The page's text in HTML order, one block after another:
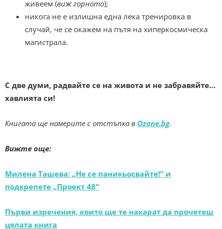
живеем (виж горното);
никога не е излишна една лека тренировка в
случай, че се окажем на пътя на хиперкосмическа
магистрала.
С две думи, радвайте се на живота и не забравяйте…
хавлията си!
Книгата ще намерите с отстъпка в Ozone.bg.
Вижте още:
Милена Ташева: „Не се паникьосвайте!“ и
подкрепете „Проект 48“
Първи изречения, които ще те накарат да прочетеш
цялата книга